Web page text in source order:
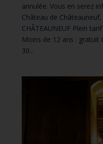
annulée. Vous en serez
Château de
CHÂTEAUNEUF Plein
Moins de 12 ans : gratuit
30...